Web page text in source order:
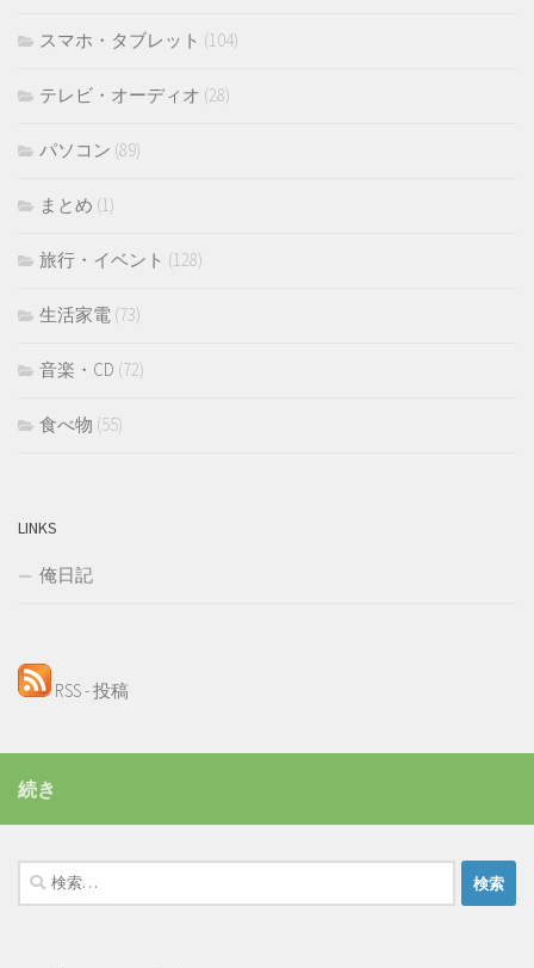
スマホ・タブレット (104)
テレビ・オーディオ (28)
パソコン (89)
まとめ (1)
旅行・イベント (128)
生活家電 (73)
音楽・CD (72)
食べ物 (55)
LINKS
俺日記
RSS - 投稿
続き
検
索: